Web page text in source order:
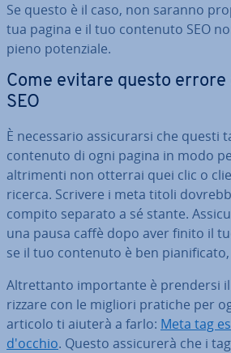
Se questo è il caso, non saranno
tua pagina e il tuo contenuto SEO
pieno po­ten­zia­le.
Come evitare questo errore
SEO
È ne­ces­sa­rio as­si­cu­rar­si che questi
contenuto di ogni pagina in modo
al­tri­men­ti non otterrai quei clic o
ricerca. Scrivere i meta titoli
compito separato a sé stante.
una pausa caffè dopo aver finito il
se il tuo contenuto è ben
Al­tret­tan­to im­por­tan­te è prendersi
riz­za­re con le migliori pratiche per
articolo ti aiuterà a farlo: Meta tag
d'occhio. Questo as­si­cu­re­rà che i